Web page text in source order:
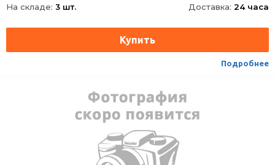
На складе: 3 шт. Доставка: 24 часа
Подробнее